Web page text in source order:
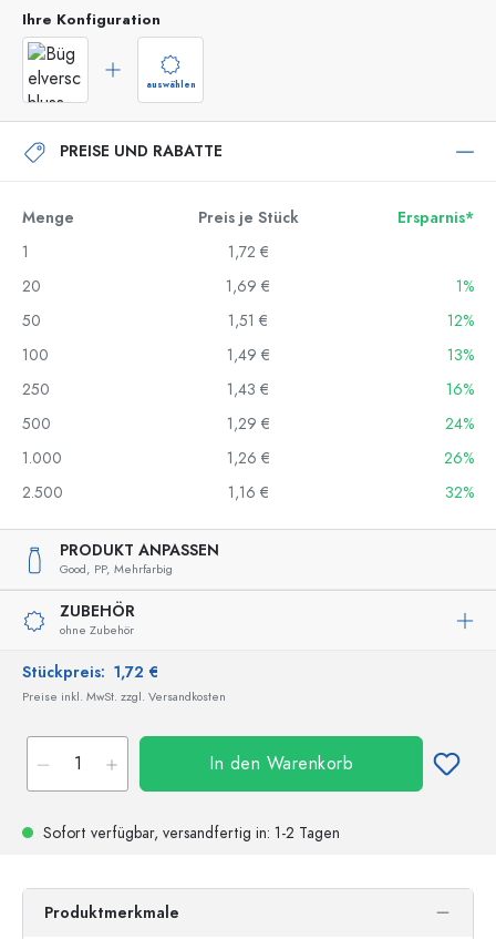
Ihre Konfiguration
auswählen
PREISE UND RABATTE
Menge Preis je Stück
Ersparnis*
1
1,72 €
20
1,69 €
1%
50
1,51 €
12%
100
1,49 €
13%
250
1,43 €
16%
500
1,29 €
24%
1.000
1,26 €
26%
2.500
1,16 € 32%
PRODUKT ANPASSEN
Good, PP, Mehrfarbig
ZUBEHÖR
ohne Zubehör
Stückpreis: 1,72 €
Preise inkl. MwSt. zzgl. Versandkosten
In den Warenkorb
Sofort verfügbar, versandfertig in: 1-2 Tagen
Produktmerkmale